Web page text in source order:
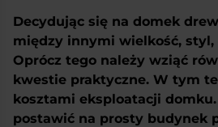
Decydując się na domek
między innymi wielkość, styl,
Oprócz tego należy wziąć
kwestie praktyczne. W tym
kosztami eksploatacji
postawić na prosty budynek